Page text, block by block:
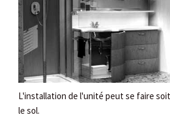
L'installation de l'unité peut se faire
le sol.